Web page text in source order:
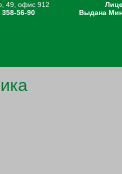
49, офис 912
358-56-90
Выдана